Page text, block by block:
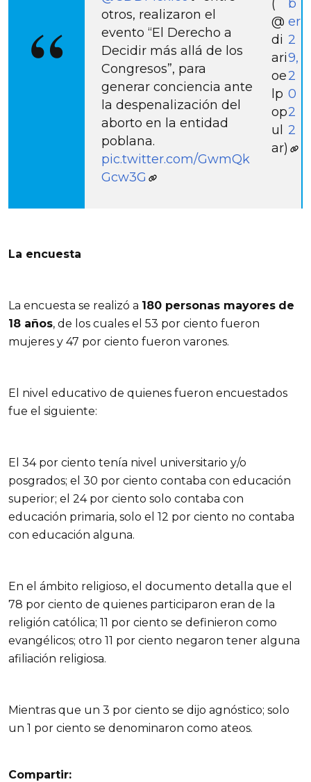
otros, realizaron el
evento “El Derecho a
Decidir más allá de los
Congresos”, para
generar conciencia ante
la despenalización del
aborto en la entidad
poblana.
pic.twitter.com/GwmQk
Gcw3G
(
@
di
ari
oe
lp
op
ul
ar)
b
er
2
9,
2
0
2
2
La encuesta
La encuesta se realizó a 180 personas mayores de
18 años, de los cuales el 53 por ciento fueron
mujeres y 47 por ciento fueron varones.
El nivel educativo de quienes fueron encuestados
fue el siguiente:
El 34 por ciento tenía nivel universitario y/o
posgrados; el 30 por ciento contaba con educación
superior; el 24 por ciento solo contaba con
educación primaria, solo el 12 por ciento no contaba
con educación alguna.
En el ámbito religioso, el documento detalla que el
78 por ciento de quienes participaron eran de la
religión católica; 11 por ciento se definieron como
evangélicos; otro 11 por ciento negaron tener alguna
afiliación religiosa.
Mientras que un 3 por ciento se dijo agnóstico; solo
un 1 por ciento se denominaron como ateos.
Compartir: